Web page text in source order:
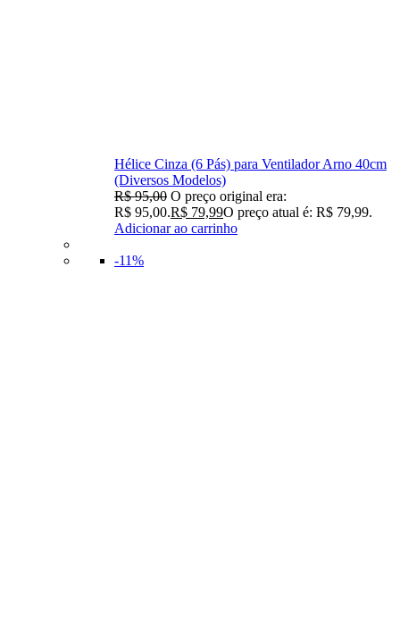
Hélice Cinza (6 Pás) para Ventilador Arno 40cm
(Diversos Modelos)
R$95,00 O preço original era:
R$ 95,00.R$ 79,99O preço atual é: R$ 79,99.
Adicionar ao carrinho
-11%